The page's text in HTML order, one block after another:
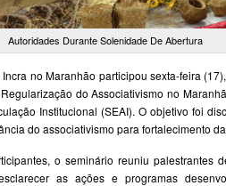
Autoridades Durante Solenidade De Abertura
no Maranhão participou sexta-feira
do Associativismo no
Institucional (SEAI). O objetivo foi
do associativismo para fortalecimento
o seminário reuniu palestrantes
as ações e programas